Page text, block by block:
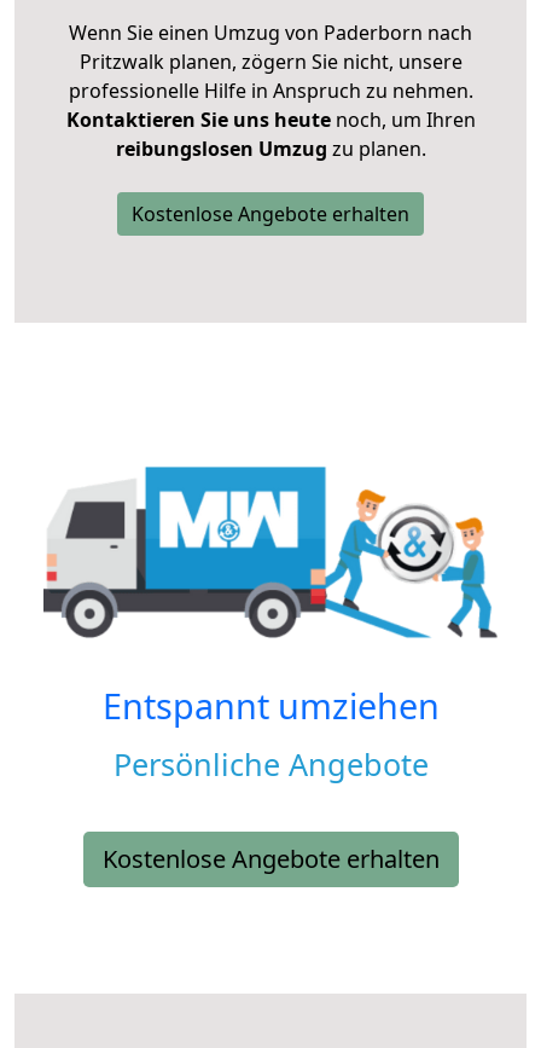
Wenn Sie einen Umzug von Paderborn nach
Pritzwalk planen, zögern Sie nicht, unsere
professionelle Hilfe in Anspruch zu nehmen.
Kontaktieren Sie uns heutenoch, um Ihren
reibungslosen Umzug zu planen.
Kostenlose Angebote erhalten
Entspannt umziehen
Persönliche Angebote
Kostenlose Angebote erhalten